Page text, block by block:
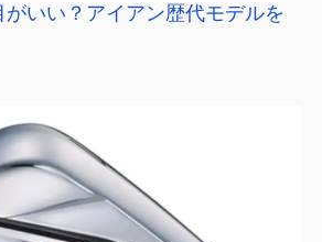
いい？アイアン歴代モデルを